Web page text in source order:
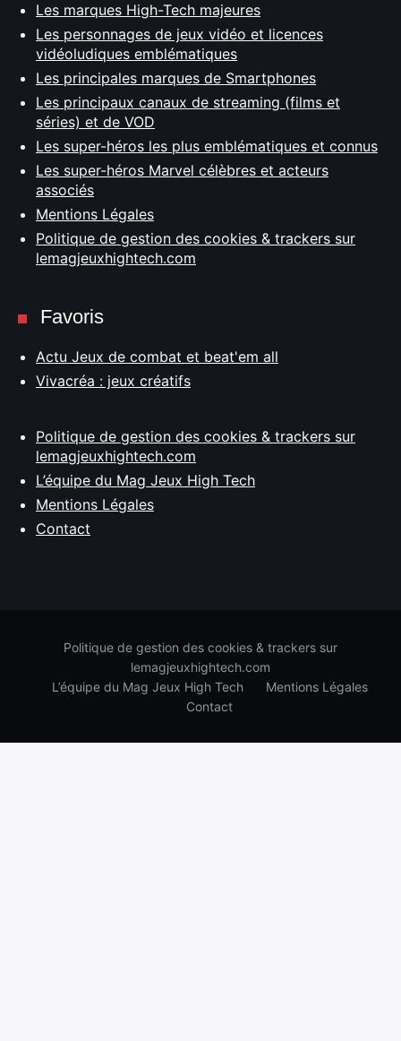
Les marques High-Tech majeures
Les personnages de jeux vidéo et licences
vidéoludiques emblématiques
Les principales marques de Smartphones
Les principaux canaux de streaming (films et
séries) et de VOD
Les super-héros les plus emblématiques et connus
Les super-héros Marvel célèbres et acteurs
associés
Mentions Légales
Politique de gestion des cookies & trackers sur
lemagjeuxhightech.com
Favoris
Actu Jeux de combat et beat'em all
Vivacréa : jeux créatifs
Politique de gestion des cookies & trackers sur
lemagjeuxhightech.com
L’équipe du Mag Jeux High Tech
Mentions Légales
Contact
Politique de gestion des cookies & trackers sur
lemagjeuxhightech.com
L’équipe du Mag Jeux High Tech
Mentions Légales
Contact